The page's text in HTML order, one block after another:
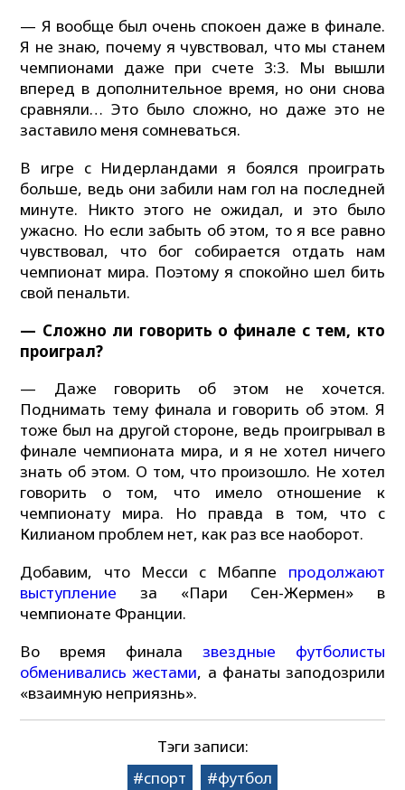
— Я вообще был очень спокоен даже в финале.
Я не знаю, почему я чувствовал, что мы станем
чемпионами даже при счете 3:3. Мы вышли
вперед в дополнительное время, но они снова
сравняли… Это было сложно, но даже это не
заставило меня сомневаться.
В игре с Нидерландами я боялся проиграть
больше, ведь они забили нам гол на последней
минуте. Никто этого не ожидал, и это было
ужасно. Но если забыть об этом, то я все равно
чувствовал, что бог собирается отдать нам
чемпионат мира. Поэтому я спокойно шел бить
свой пенальти.
— Сложно ли говорить о финале с тем, кто
проиграл?
— Даже говорить об этом не хочется.
Поднимать тему финала и говорить об этом. Я
тоже был на другой стороне, ведь проигрывал в
финале чемпионата мира, и я не хотел ничего
знать об этом. О том, что произошло. Не хотел
говорить о том, что имело отношение к
чемпионату мира. Но правда в том, что с
Килианом проблем нет, как раз все наоборот.
Добавим, что Месси с Мбаппе продолжают
выступление за «Пари Сен-Жермен» в
чемпионате Франции.
Во время финала звездные футболисты
обменивались жестами, а фанаты заподозрили
«взаимную неприязнь».
Тэги записи:
спорт
футбол